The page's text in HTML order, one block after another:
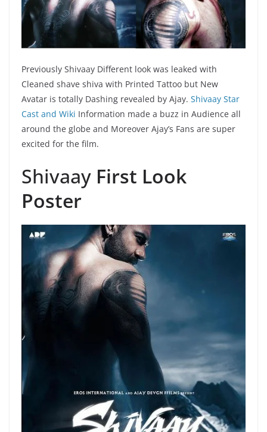
Previously Shivaay Different look was leaked with
Cleaned shave shiva with Printed Tattoo but New
Avatar is totally Dashing revealed by Ajay. Shivaay Star
Cast and Wiki Information made a buzz in Audience all
around the globe and Moreover Ajay’s Fans are super
excited for the film.
Shivaay First Look
Poster